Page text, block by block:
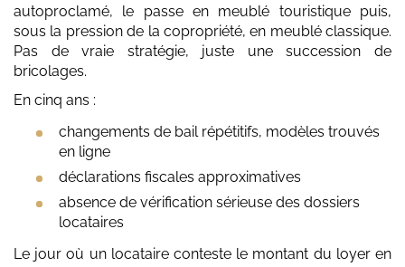
autoproclamé, le passe en meublé touristique puis,
sous la pression de la copropriété, en meublé classique.
Pas de vraie stratégie, juste une succession de
bricolages.
En cinq ans :
changements de bail répétitifs, modèles trouvés
en ligne
déclarations fiscales approximatives
absence de vérification sérieuse des dossiers
locataires
Le jour où un locataire conteste le montant du loyer en